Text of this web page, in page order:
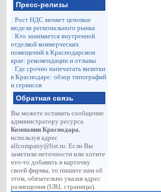
Пресс-релизы
Рост НДС меняет ценовые
модели регионального рынка
Кто занимается внутренней
отделкой коммерческих
помещений в Краснодарском
крае: рекомендации и отзывы
Где срочно напечатать визитки
в Краснодаре: обзор типографий
и сервисов
Обратная связь
Вы можете оставить сообщение
администратору ресурса
Компании Краснодара,
используя адрес
allcompany@list.ru. Если Вы
заметили неточности или хотите
что-то добавить в карточку
своей фирмы, то пишите нам об
этом, обязательно указав адрес
размещения (URL страницы).